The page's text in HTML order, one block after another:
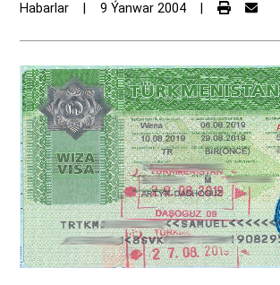
Habarlar 9 Ýanwar 2004